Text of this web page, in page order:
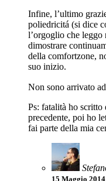
Infine, l’ultimo
poliedricitá (si dice
l’orgoglio che leggo
dimostrare
della comfortzone,
suo inizio.
Non sono arrivato
Ps: fatalità ho scritto
precedente, poi ho
fai parte della mia
15 Maggio 2014